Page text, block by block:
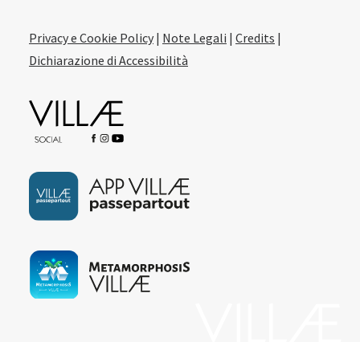
Privacy e Cookie Policy | Note Legali | Credits |
Dichiarazione di Accessibilità